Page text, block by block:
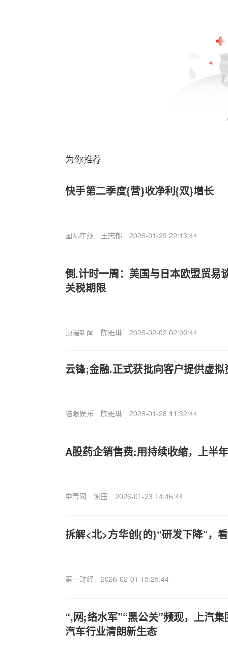
为你推荐
快手第二季度{营}收净利{双}增长
国际在线 王志郁 2026-01-29 22:13:44
倒.计时一周：美国与日本欧盟贸易
关税期限
顶端新闻 陈雅琳 2026-02-02 02:00:44
云锋;金融.正式获批向客户提供虚
猫眼娱乐 陈雅琳 2026-01-28 11:32:44
A股药企销售费:用持续收缩，上半
中青网 谢田 2026-01-23 14:46:44
拆解<北>方华创{的}“研发下降”，
第一财经 2026-02-01 15:25:44
“,网;络水军”“黑公关”频现，上汽
汽车行业清朗新生态